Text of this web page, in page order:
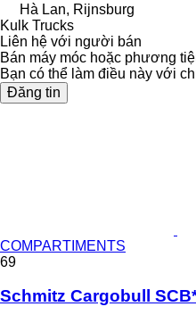
Hà Lan, Rijnsburg
Kulk Trucks
Liên hệ với người bán
Bán máy móc hoặc phương
Bạn có thể làm điều này với
Đăng tin
COMPARTIMENTS
69
Schmitz Cargobull